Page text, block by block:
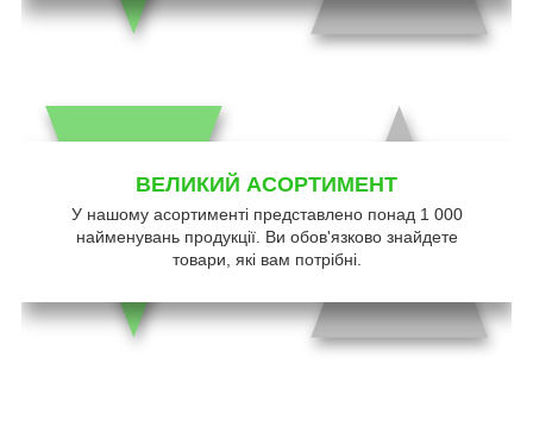
ВЕЛИКИЙ АСОРТИМЕНТ
У нашому асортименті представлено понад 1 000
найменувань продукції. Ви обов'язково знайдете
товари, які вам потрібні.